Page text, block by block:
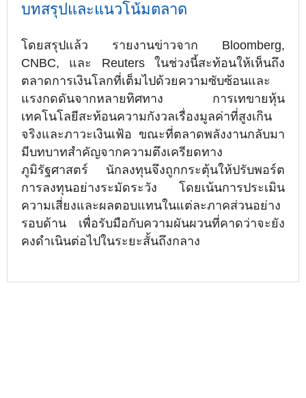
บทสรุปและแนวโน้มตลาด
โดยสรุปแล้ว รายงานข่าวจาก Bloomberg,
CNBC, และ Reuters ในช่วงนี้สะท้อนให้เห็นถึง
ตลาดการเงินโลกที่เต็มไปด้วยความซับซ้อนและ
แรงกดดันจากหลายทิศทาง การเทขายหุ้น
เทคโนโลยีสะท้อนความกังวลเรื่องมูลค่าที่สูงเกิน
จริงและภาวะเงินเฟ้อ ขณะที่ตลาดพลังงานกลับมา
มีบทบาทสำคัญจากความตึงเครียดทาง
ภูมิรัฐศาสตร์ นักลงทุนจึงถูกกระตุ้นให้ปรับพอร์ต
การลงทุนอย่างระมัดระวัง โดยเน้นการประเมิน
ความเสี่ยงและผลตอบแทนในแต่ละภาคส่วนอย่าง
รอบด้าน เพื่อรับมือกับความผันผวนที่คาดว่าจะยัง
คงดำเนินต่อไปในระยะสั้นถึงกลาง